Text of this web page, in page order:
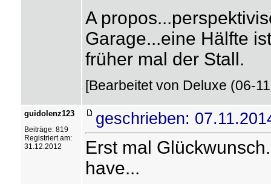
A
Garage...eine Hälfte
früher mal der Stall.
[Bearbeitet von Deluxe (06-
guidolenz123
Beiträge: 819
Registriert am:
31.12.2012
geschrieben:
Erst mal
have...